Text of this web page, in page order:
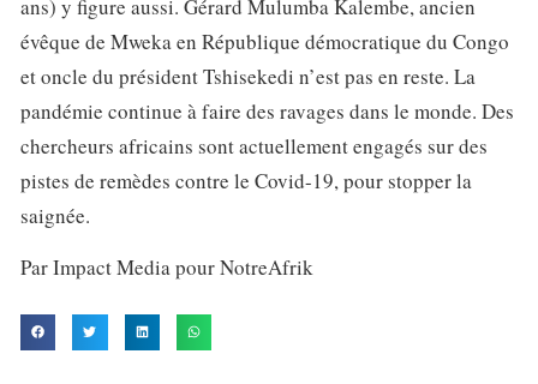
ans) y figure aussi. Gérard Mulumba Kalembe, ancien
évêque de Mweka en République démocratique du Congo
et oncle du président Tshisekedi n’est pas en reste. La
pandémie continue à faire des ravages dans le monde. Des
chercheurs africains sont actuellement engagés sur des
pistes de remèdes contre le Covid-19, pour stopper la
saignée.
Par Impact Media pour NotreAfrik